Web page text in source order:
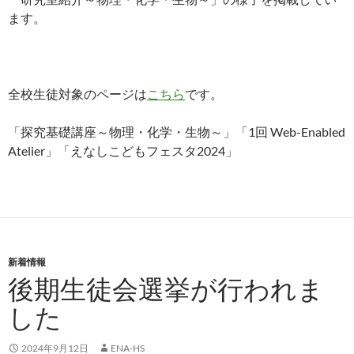
ます。
全校生徒対象のページはこちらです。
「探究基礎講座～物理・化学・生物～」「1回 Web-Enabled
Atelier」「えなしこどもフェスタ2024」
新着情報
後期生徒会選挙が行われま
した
2024年9月12日 ENA-HS